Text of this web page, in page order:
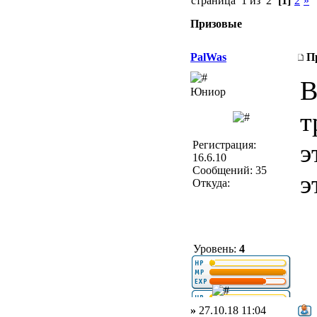
Призовые
PalWas
Юниор
Регистрация:
16.6.10
Сообщений: 35
Откуда:
Уровень: 4
» 27.10.18 11:04